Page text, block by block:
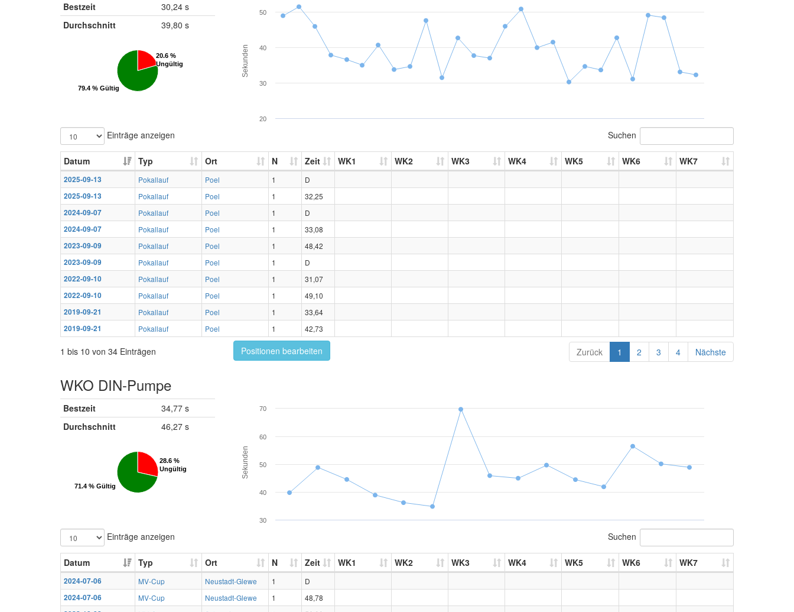
Bestzeit
30,24 s
Durchschnitt
39,80 s
20.6 %
Ungültig
20.6 %
Ungültig
79.4 % Gültig
79.4 % Gültig
Sekunden
20
30
40
50
Einträge anzeigen Suchen
Datum Typ Ort N Zeit WK1 WK2 WK3 WK4 WK5 WK6 WK7
2025-09-13 Pokallauf Poel 1
D
2025-09-13
Pokallauf Poel 1
32,25
2024-09-07
Pokallauf Poel 1
D
2024-09-07
Pokallauf Poel 1
33,08
2023-09-09
Pokallauf Poel 1
48,42
2023-09-09
Pokallauf Poel 1
D
2022-09-10
Pokallauf Poel 1
31,07
2022-09-10
Pokallauf Poel 1
49,10
2019-09-21
Pokallauf Poel 1
33,64
2019-09-21
Pokallauf Poel 1 42,73
1 bis 10 von 34 Einträgen Positionen bearbeiten Zurück 1 2 3 4 Nächste
WKO DIN-Pumpe
Bestzeit
34,77 s
Durchschnitt
46,27 s
28.6 %
Ungültig
28.6 %
Ungültig
71.4 % Gültig
71.4 % Gültig
Sekunden
30
40
50
60
70
Einträge anzeigen Suchen
Datum Typ Ort N Zeit WK1 WK2 WK3 WK4 WK5 WK6 WK7
2024-07-06 MV-Cup Neustadt-Glewe 1
D
2024-07-06
MV-Cup Neustadt-Glewe 1
48,78